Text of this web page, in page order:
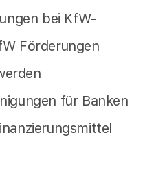
bei KfW-
Förderungen
für Banken